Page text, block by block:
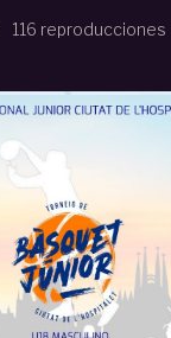
116 reproducciones